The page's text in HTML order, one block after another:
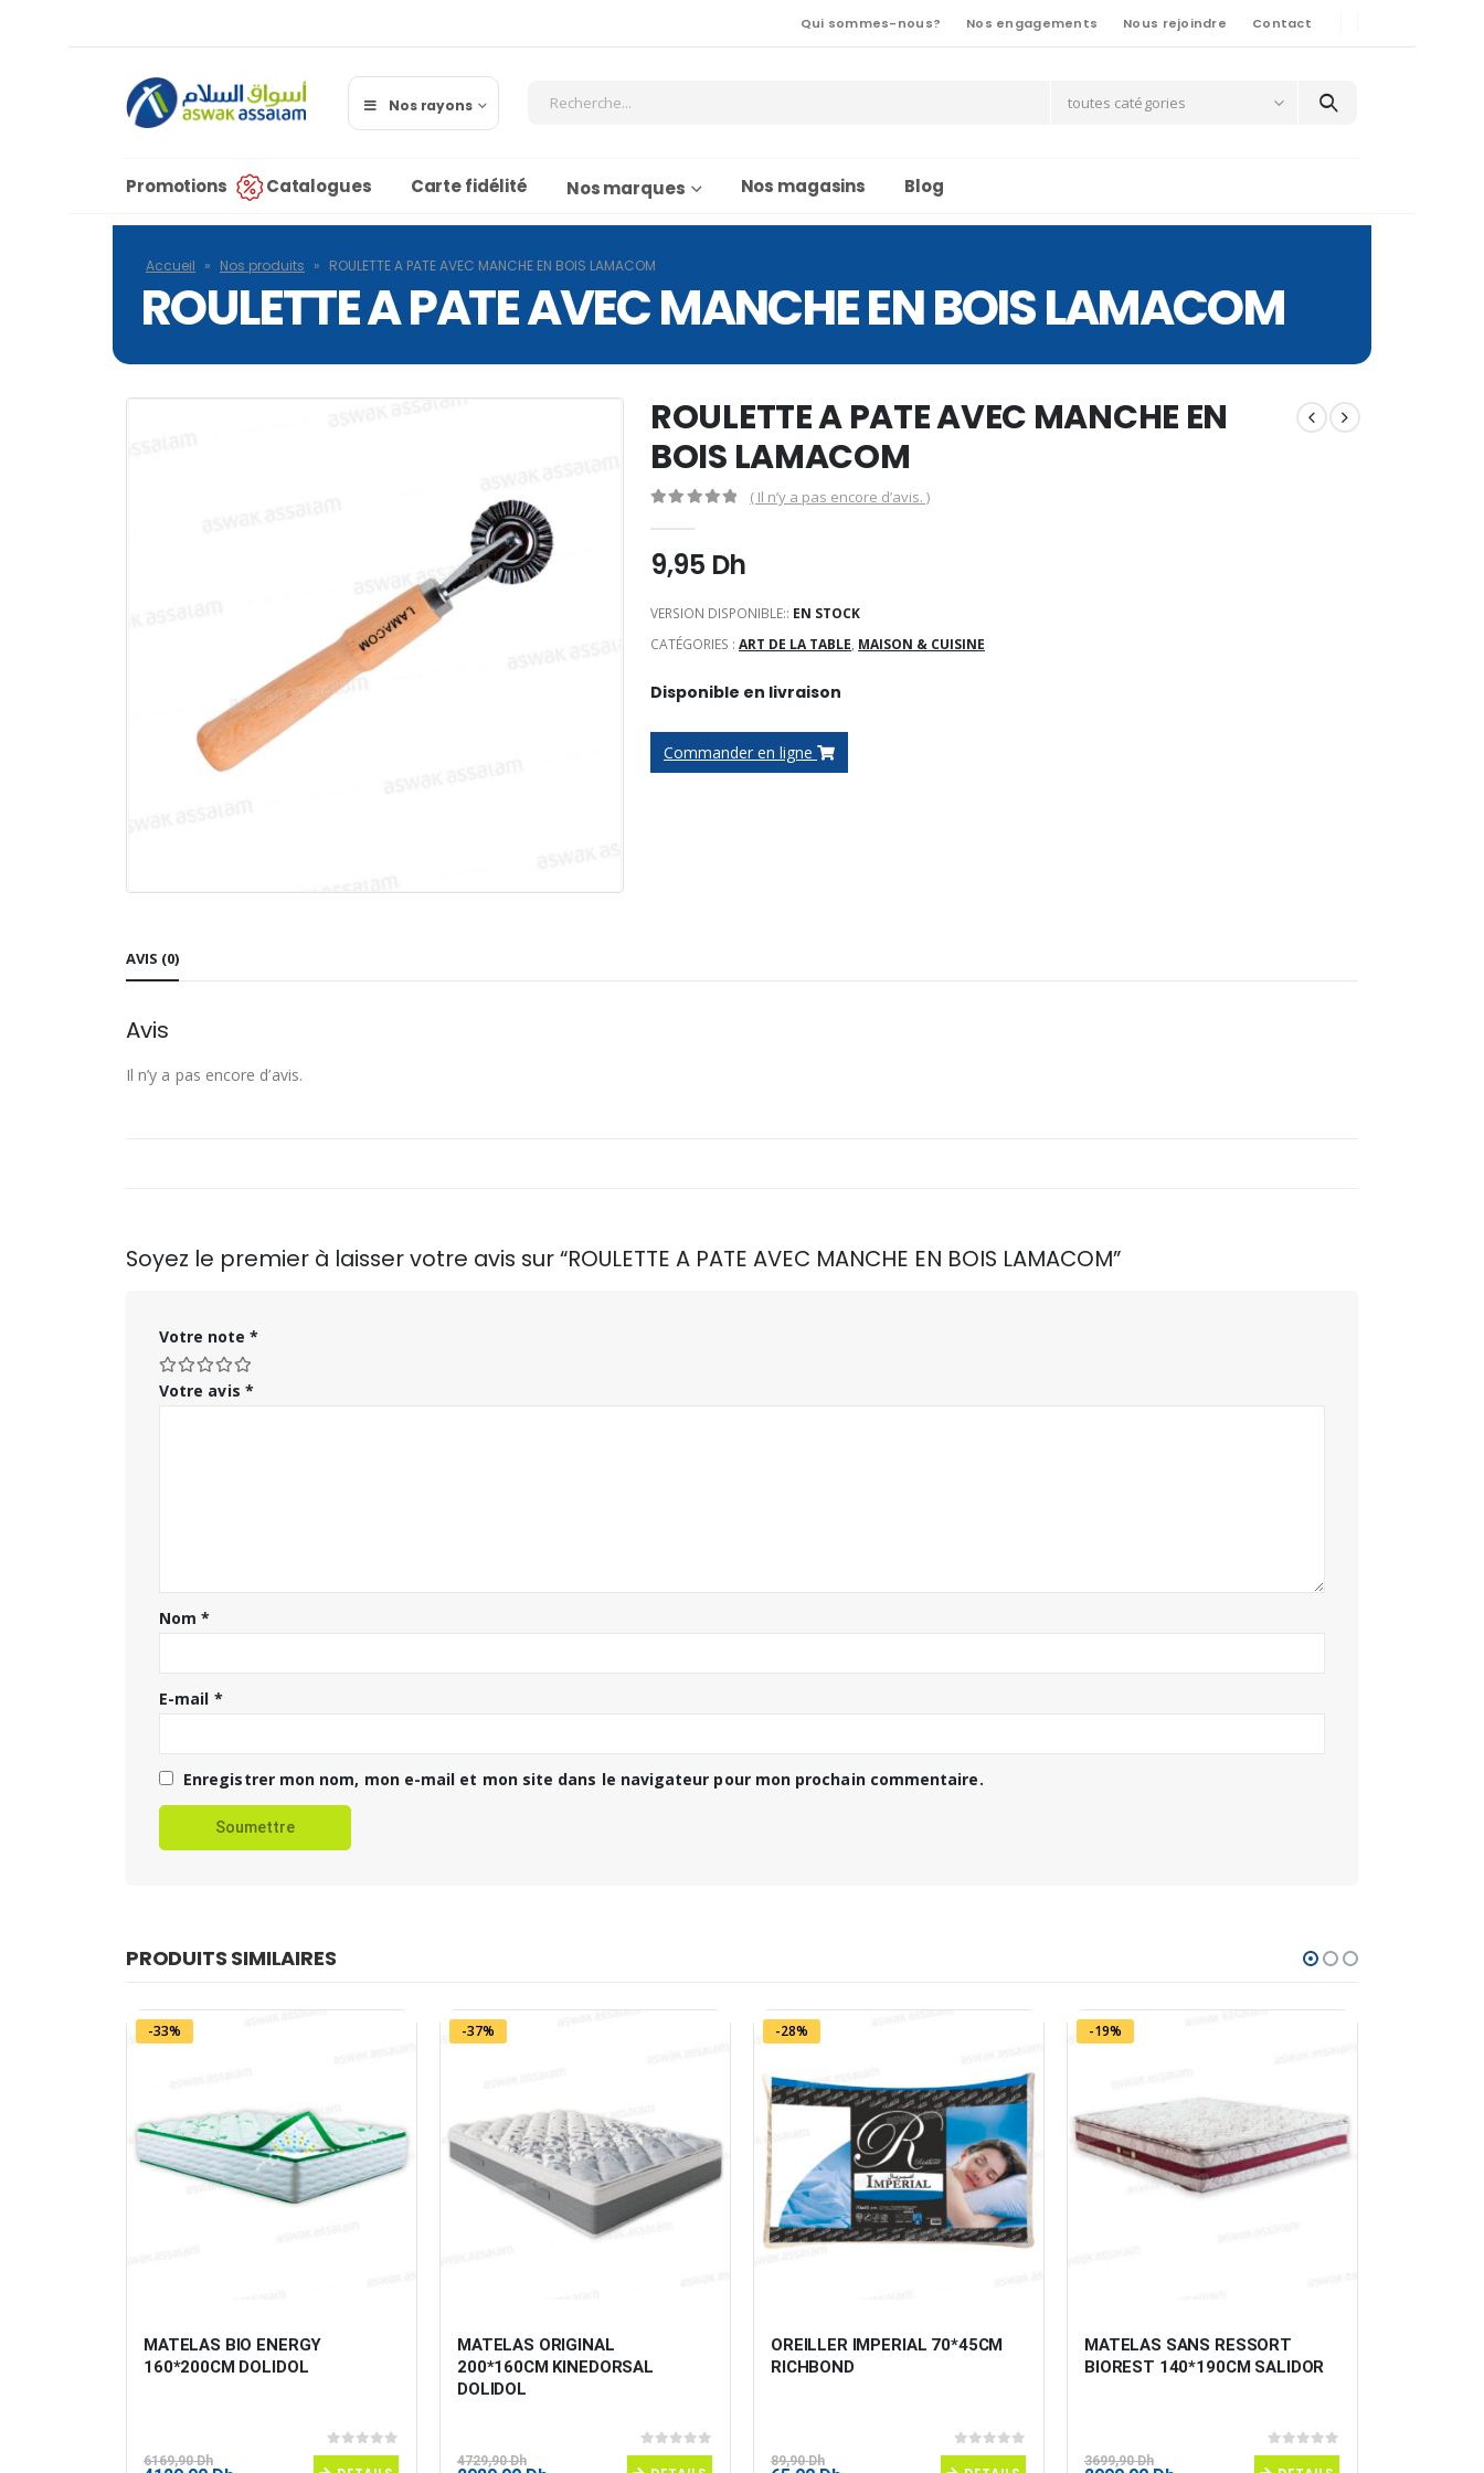
Qui sommes-nous? Nos engagements Nous rejoindre Contact
Nos rayons toutes catégories
Promotions Catalogues Carte fidélité Nos marques Nos magasins Blog
Accueil » Nos produits » ROULETTE A PATE AVEC MANCHE EN BOIS LAMACOM
ROULETTE A PATE AVEC MANCHE EN BOIS LAMACOM
ROULETTE A PATE AVEC MANCHE EN
BOIS LAMACOM
( Il n’y a pas encore d’avis. )
9,95 Dh
VERSION DISPONIBLE:: EN STOCK
CATÉGORIES : ART DE LA TABLE, MAISON & CUISINE
Disponible en livraison
Commander en ligne
AVIS (0)
Avis
Il n’y a pas encore d’avis.
Soyez le premier à laisser votre avis sur “ROULETTE A PATE AVEC MANCHE EN BOIS LAMACOM”
Votre note *
Votre avis *
Nom*
E-mail *
Enregistrer mon nom, mon e-mail et mon site dans le navigateur pour mon prochain commentaire.
PRODUITS SIMILAIRES
-33%
MATELAS BIO ENERGY
160*200CM DOLIDOL
0sur 5
6169,90Dh
-37%
MATELAS ORIGINAL
200*160CM KINEDORSAL
DOLIDOL
0sur 5
4729,90Dh
-28%
OREILLER IMPERIAL 70*45CM
RICHBOND
0sur 5
89,90Dh
-19%
MATELAS SANS RESSORT
BIOREST 140*190CM SALIDOR
0sur 5
3699,90Dh